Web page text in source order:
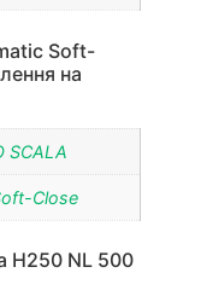
Soft-
на
SCALA
Close
H250 NL 500